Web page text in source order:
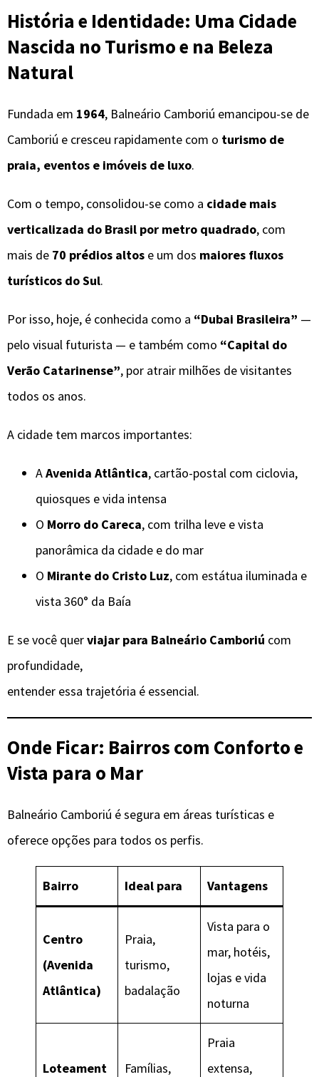
História e Identidade: Uma Cidade
Nascida no Turismo e na Beleza
Natural
Fundada em 1964, Balneário Camboriú emancipou-se de
Camboriú e cresceu rapidamente com o turismo de
praia, eventos e imóveis de luxo.
Com o tempo, consolidou-se como a cidade mais
verticalizada do Brasil por metro quadrado, com
mais de 70 prédios altos e um dos maiores fluxos
turísticos do Sul.
Por isso, hoje, é conhecida como a “Dubai Brasileira” —
pelo visual futurista — e também como “Capital do
Verão Catarinense”, por atrair milhões de visitantes
todos os anos.
A cidade tem marcos importantes:
AAvenida Atlântica, cartão-postal com ciclovia,
quiosques e vida intensa
O Morro do Careca, com trilha leve e vista
panorâmica da cidade e do mar
O Mirante do Cristo Luz, com estátua iluminada e
vista 360° da Baía
E se você querviajar para Balneário Camboriú com
profundidade,
entender essa trajetória é essencial.
Onde Ficar: Bairros com Conforto e
Vista para o Mar
Balneário Camboriú é segura em áreas turísticas e
oferece opções para todos os perfis.
Bairro Ideal para Vantagens
Centro
(Avenida
Atlântica)
Praia,
turismo,
badalação
Vista para o
mar, hotéis,
lojas e vida
noturna
Loteament
Famílias,
Praia
extensa,